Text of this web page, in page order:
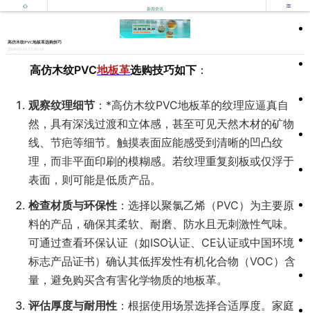

新闻资讯

高仿木纹PVC地板革选购技巧
2026-03-14 17:45:18
高仿木纹PVC地板革选购技巧如下 ：
观察纹理细节 ：*高仿木纹PVC地板革的纹理应逼真自
然，具有深浅过渡和立体感，甚至可见天然木材的矿物
线、节疤等细节。触摸表面应能感受到清晰的凹凸纹
理，而非平面印刷的模糊感。若纹理重复刻板或仅浮于
表面，则可能是低质产品。
检查材质与环保性 ：选择以聚氯乙烯（PVC）为主要原
料的产品，确保其柔软、耐磨、防水且无刺激性气味。
可通过查看环保认证（如ISO认证、CE认证或中国环境
标志产品证书）确认其低挥发性有机化合物（VOC）含
量，避免购买含有害化学物质的地板革。
评估厚度与耐用性 ：根据使用场景选择合适厚度。家庭